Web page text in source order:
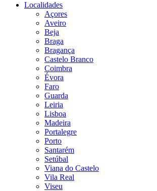
Localidades
Açores
Aveiro
Beja
Braga
Bragança
Castelo Branco
Coimbra
Évora
Faro
Guarda
Leiria
Lisboa
Madeira
Portalegre
Porto
Santarém
Setúbal
Viana do Castelo
Vila Real
Viseu